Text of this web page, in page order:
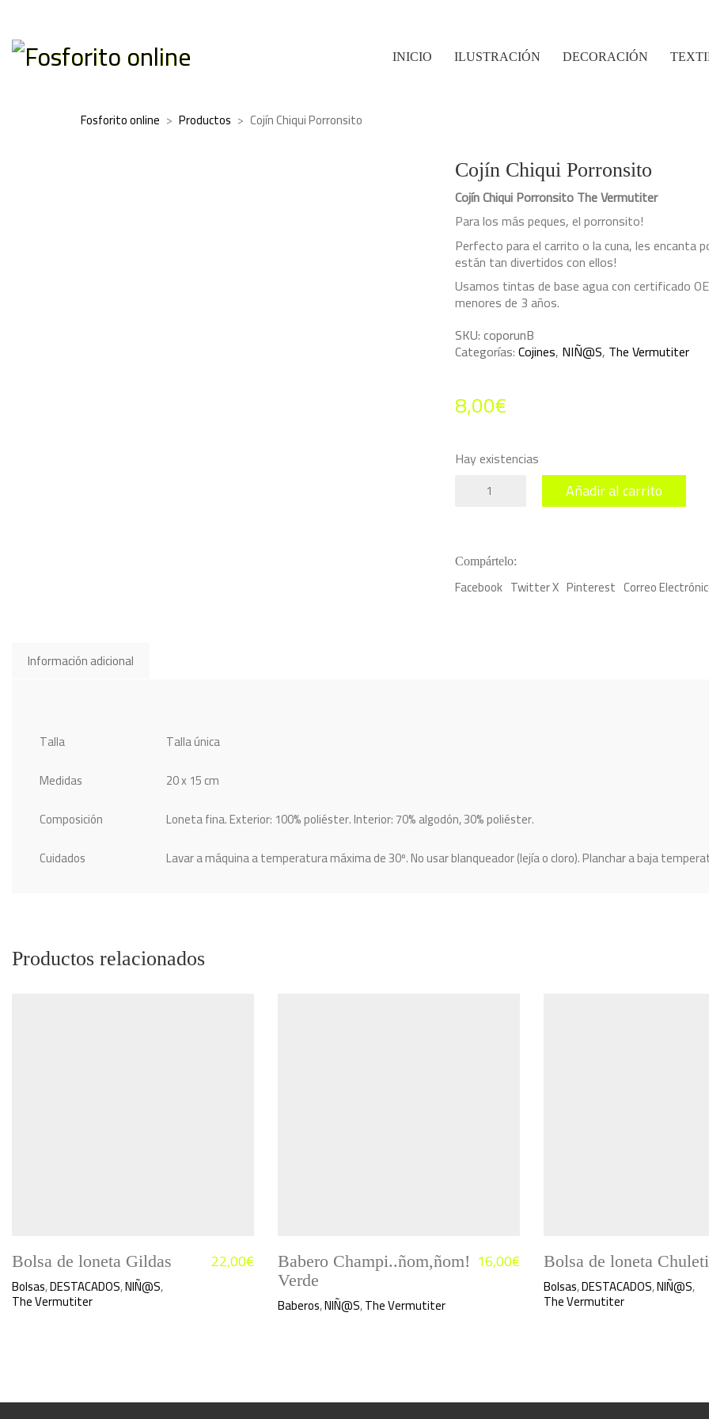
INICIO ILUSTRACIÓN DECORACIÓN
Fosforito online > Productos > Cojín Chiqui Porronsito
Cojín Chiqui Porronsito
Cojín Chiqui Porronsito The Vermutiter
Para los más peques, el porronsito!
Perfecto para el carrito o la cuna, les encanta
están tan divertidos con ellos!
Usamos tintas de base agua con certificado
menores de 3 años.
SKU:coporunB
Categorías:Cojines, NIÑ@S, The Vermutiter
8,00€
Hay existencias
Añadir al carrito
Compártelo:
Facebook Twitter X Pinterest Correo
Información adicional
Talla
Talla única
Medidas
20 x 15 cm
Composición
Loneta fina. Exterior: 100% poliéster. Interior: 70% algodón, 30% poliéster.
Cuidados
Lavar a máquina a temperatura máxima de 30º. No usar blanqueador (lejía o cloro). Planchar a baja
Productos relacionados
Bolsa de loneta Gildas
Bolsas,DESTACADOS,NIÑ@S,
The Vermutiter
22,00€
Babero Champi..ñom,ñom!
Verde
Baberos,NIÑ@S,The Vermutiter
opciones
16,00€ Bolsa de loneta
Bolsas,DESTACADOS,NIÑ@S,
The Vermutiter